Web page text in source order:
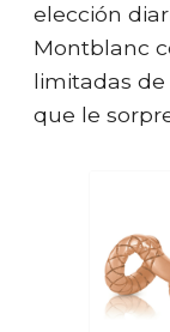
elección
Montblanc
limitadas
que le